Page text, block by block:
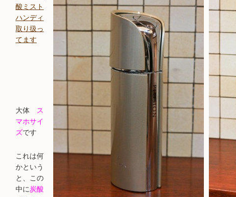
酸ミスト
ハンディ
取り扱っ
てます
大体
ス
マホサイ
ズです
これは何
かという
と、この
中に炭酸